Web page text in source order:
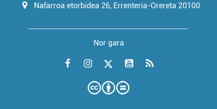
Nafarroa etorbidea 26, Errenteria-Orereta 20100
Nor gara